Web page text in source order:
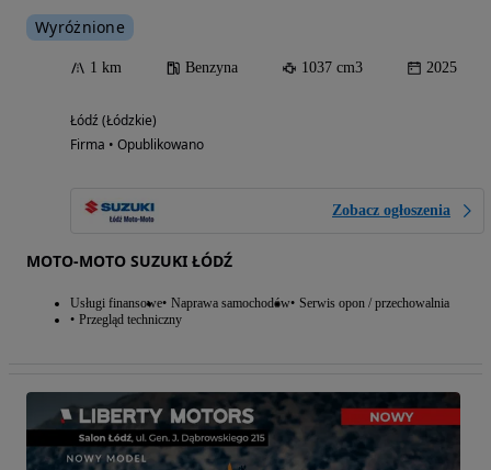
Wyróżnione
1 km Benzyna 1037 cm3 2025
Łódź (Łódzkie)
Firma • Opublikowano
Zobacz ogłoszenia
MOTO-MOTO SUZUKI ŁÓDŹ
Usługi finansowe Naprawa samochodów Serwis opon / przechowalnia
Przegląd techniczny